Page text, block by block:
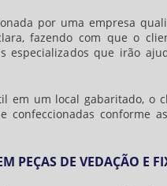
por uma empresa
fazendo com que o
especializados que irão
em um local gabaritado, o
confeccionadas conforme
PEÇAS DE VEDAÇÃO E